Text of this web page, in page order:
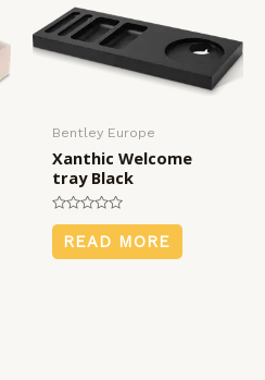
Bentley Europe
Xanthic Welcome
tray Black
Rated
out
of
READ MORE